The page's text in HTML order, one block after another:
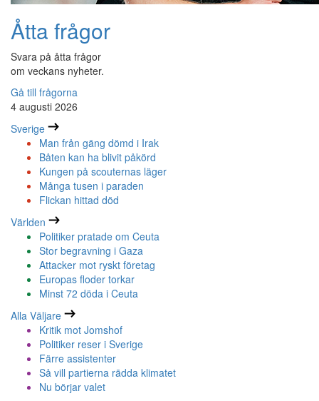
Åtta frågor
Svara på åtta frågor
om veckans nyheter.
Gå till frågorna
4 augusti 2026
Sverige
Man från gäng dömd i Irak
Båten kan ha blivit påkörd
Kungen på scouternas läger
Många tusen i paraden
Flickan hittad död
Världen
Politiker pratade om Ceuta
Stor begravning i Gaza
Attacker mot ryskt företag
Europas floder torkar
Minst 72 döda i Ceuta
Alla Väljare
Kritik mot Jomshof
Politiker reser i Sverige
Färre assistenter
Så vill partierna rädda klimatet
Nu börjar valet